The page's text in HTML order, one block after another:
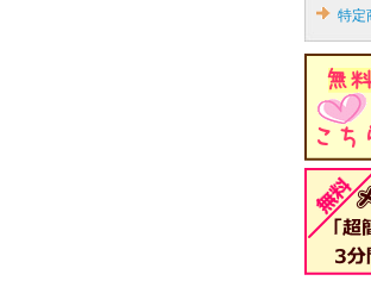
特定